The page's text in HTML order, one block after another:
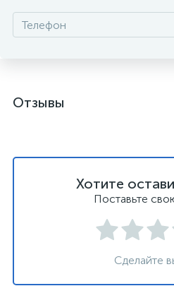
Отзывы
Хотите
Поставьте
Сделайте